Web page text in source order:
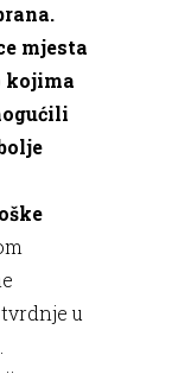
mjesta
kojima
u